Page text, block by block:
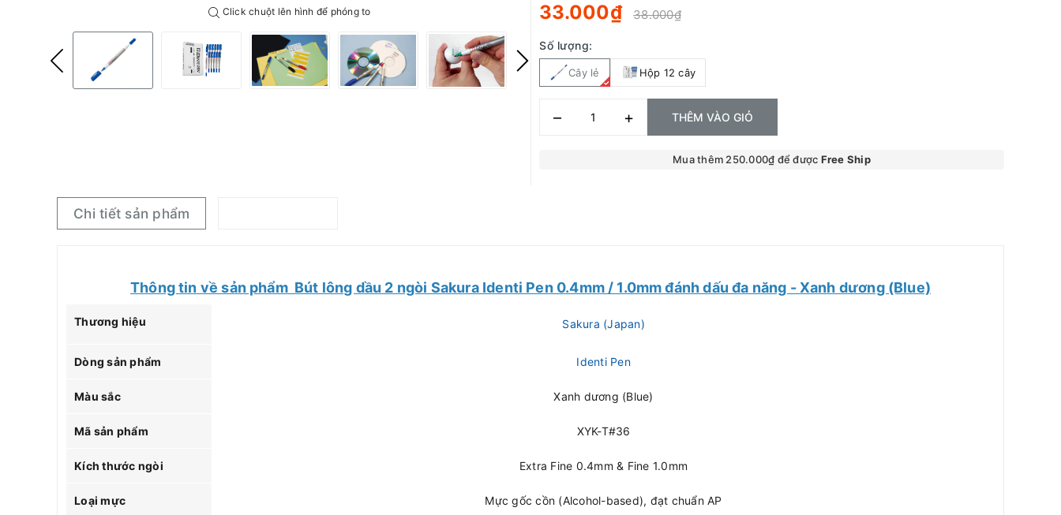
Click chuột lên hình để phóng to 33.000₫ 38.000₫
Số lượng:
Cây lẻ Hộp 12 cây
– + THÊM VÀO GIỎ
Mua thêm 250.000₫ để được Free Ship
Chi tiết sản phẩm
Thông tin về sản phẩm Bút lông dầu 2 ngòi Sakura Identi Pen 0.4mm / 1.0mm đánh dấu đa năng - Xanh dương (Blue)
Thương hiệu Sakura (Japan)
Dòng sản phẩm Identi Pen
Màu sắc Xanh dương (Blue)
Mã sản phẩm XYK-T#36
Kích thước ngòi Extra Fine 0.4mm & Fine 1.0mm
Loại mực Mực gốc cồn (Alcohol-based), đạt chuẩn AP